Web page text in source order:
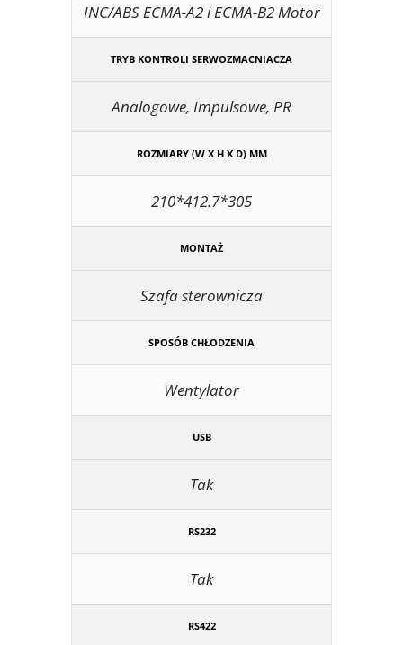
INC/ABS ECMA-A2 i ECMA-B2 Motor
TRYB KONTROLI SERWOZMACNIACZA
Analogowe, Impulsowe, PR
ROZMIARY (W X H X D) MM
210*412.7*305
MONTAŻ
Szafa sterownicza
SPOSÓB CHŁODZENIA
Wentylator
USB
Tak
RS232
Tak
RS422